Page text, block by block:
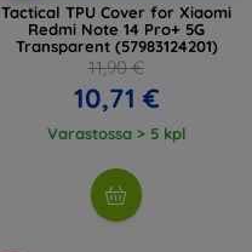
Tactical TPU Cover for Xiaomi
Redmi Note 14 Pro+ 5G
Transparent (57983124201)
11,90 €
10,71 €
Varastossa > 5 kpl